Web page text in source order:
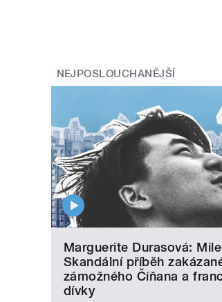
NEJPOSLOUCHANĚJŠÍ
Marguerite Durasová:
Skandální příběh
zámožného Číňana a
dívky